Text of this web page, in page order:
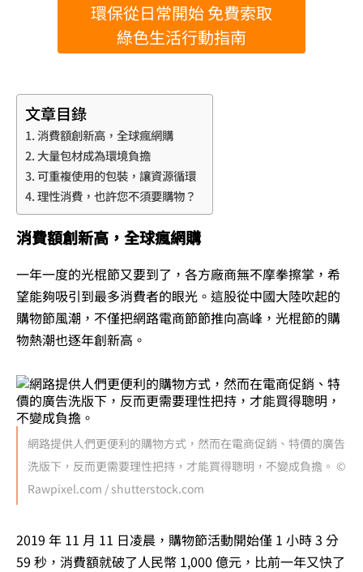
環保從日常開始 免費索取
綠色生活行動指南
文章目錄
消費額創新高，全球瘋網購
大量包材成為環境負擔
可重複使用的包裝，讓資源循環
理性消費，也許您不須要購物？
消費額創新高，全球瘋網購
一年一度的光棍節又要到了，各方廠商無不摩拳擦掌，希
望能夠吸引到最多消費者的眼光。這股從中國大陸吹起的
購物節風潮，不僅把網路電商節節推向高峰，光棍節的購
物熱潮也逐年創新高。
網路提供人們更便利的購物方式，然而在電商促銷、特價的廣告
洗版下，反而更需要理性把持，才能買得聰明，不變成負擔。 ©
Rawpixel.com / shutterstock.com
2019 年 11 月 11 日凌晨，購物節活動開始僅 1 小時 3 分
59 秒，消費額就破了人民幣 1,000 億元，比前一年又快了